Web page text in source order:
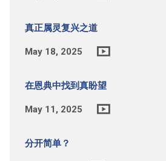
真正属灵复兴之道
May 18, 2025
在恩典中找到真盼望
May 11, 2025
分开简单？